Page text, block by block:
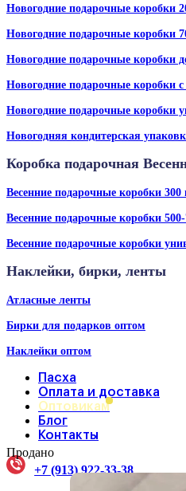
Новогодние подарочные коробки
Новогодние подарочные коробки
Новогодние подарочные коробки
Новогодние подарочные коробки
Новогодние подарочные коробки
Новогодняя кондитерская
Коробка подарочная
Весенние подарочные коробки 300
Весенние подарочные коробки
Весенние подарочные коробки
Наклейки, бирки, ленты
Атласные ленты
Бирки для подарков оптом
Наклейки оптом
Пасха
Оплата и доставка
Оптовикам
Блог
Контакты
+7 (913) 922-33-38
Продано